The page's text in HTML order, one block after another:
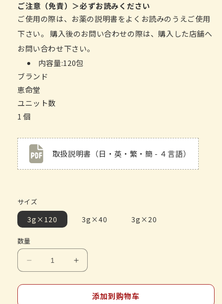
ご注意（免責）＞必ずお読みください
ご使用の際は、お薬の説明書をよくお読みのうえご使用
下さい。 購入後のお問い合わせの際は、購入した店舗へ
お問い合わせ下さい。
内容量:120包
ブランド
恵命堂
ユニット数
1 個
取扱説明書（日・英・繁・簡 - ４言語）
サイズ
3g×120 3g×40 3g×20
数量
添加到购物车